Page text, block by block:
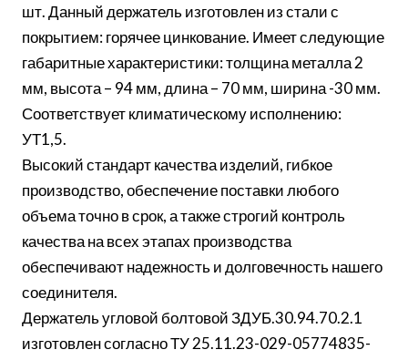
шт. Данный держатель изготовлен из стали с
покрытием: горячее цинкование. Имеет следующие
габаритные характеристики: толщина металла 2
мм, высота – 94 мм, длина – 70 мм, ширина -30 мм.
Соответствует климатическому исполнению:
УТ1,5.
Высокий стандарт качества изделий, гибкое
производство, обеспечение поставки любого
объема точно в срок, а также строгий контроль
качества на всех этапах производства
обеспечивают надежность и долговечность нашего
соединителя.
Держатель угловой болтовой ЗДУБ.30.94.70.2.1
изготовлен согласно ТУ 25.11.23-029-05774835-